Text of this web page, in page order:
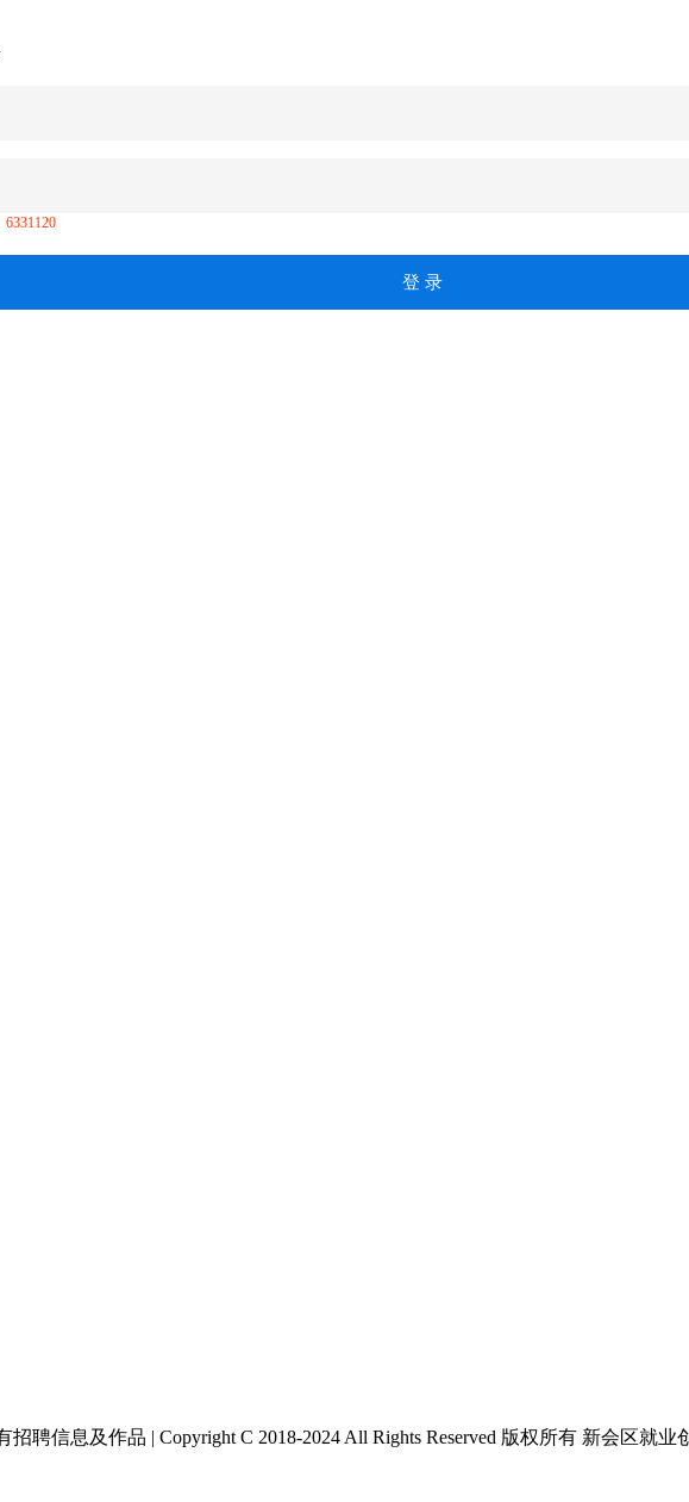
6331120
聘信息及作品 | Copyright C 2018-2024 All Rights Reserved 版权所有 新会区就业